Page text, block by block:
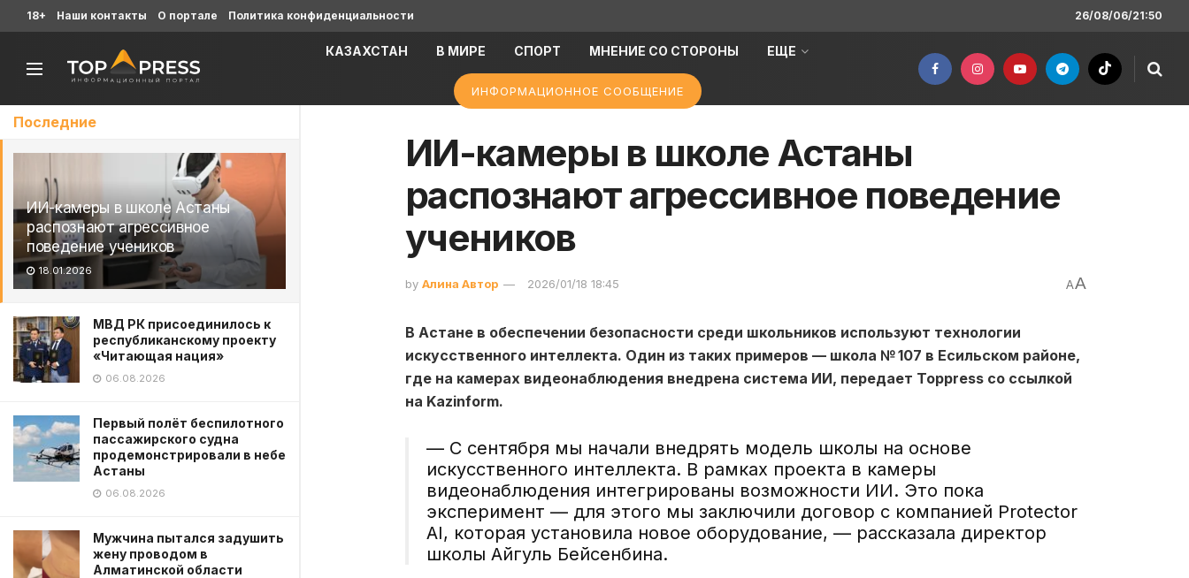
Последние
ИИ-камеры в школе Астаны
распознают агрессивное
поведение учеников
18.01.2026
МВД РК присоединилось к
республиканскому проекту
«Читающая нация»
06.08.2026
Первый полёт беспилотного
пассажирского судна
продемонстрировали в небе
Астаны
06.08.2026
Мужчина пытался задушить
жену проводом в
Алматинской области
18+ Наши контакты О портале Политика конфиденциальности 26/08/06/21:50
КАЗАХСТАН В МИРЕ СПОРТ МНЕНИЕ СО СТОРОНЫ ЕЩЕ
ИНФОРМАЦИОННОЕ СООБЩЕНИЕ
ИИ-камеры в школе Астаны
распознают агрессивное поведение
учеников
by Алина Автор 2026/01/18 18:45 AA
В Астане в обеспечении безопасности среди школьников используют технологии
искусственного интеллекта. Один из таких примеров — школа № 107 в Есильском районе,
где на камерах видеонаблюдения внедрена система ИИ, передает Toppress со ссылкой
на Kazinform.
— С сентября мы начали внедрять модель школы на основе
искусственного интеллекта. В рамках проекта в камеры
видеонаблюдения интегрированы возможности ИИ. Это пока
эксперимент — для этого мы заключили договор с компанией Protector
AI, которая установила новое оборудование, — рассказала директор
школы Айгуль Бейсенбина.